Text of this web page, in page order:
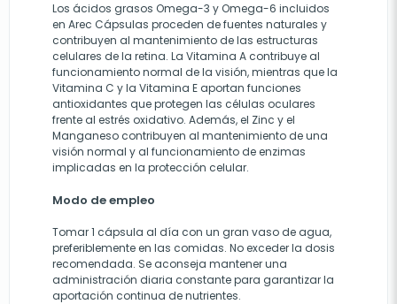
Los ácidos grasos Omega-3 y Omega-6 incluidos
en Arec Cápsulas proceden de fuentes naturales y
contribuyen al mantenimiento de las estructuras
celulares de la retina. La Vitamina A contribuye al
funcionamiento normal de la visión, mientras que la
Vitamina C y la Vitamina E aportan funciones
antioxidantes que protegen las células oculares
frente al estrés oxidativo. Además, el Zinc y el
Manganeso contribuyen al mantenimiento de una
visión normal y al funcionamiento de enzimas
implicadas en la protección celular.
Modo de empleo
Tomar 1 cápsula al día con un gran vaso de agua,
preferiblemente en las comidas. No exceder la dosis
recomendada. Se aconseja mantener una
administración diaria constante para garantizar la
aportación continua de nutrientes.